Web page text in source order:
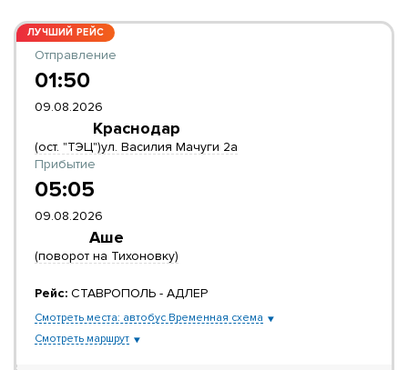
ЛУЧШИЙ РЕЙС
Отправление
01:50
09.08.2026
Краснодар
(ост. "ТЭЦ")ул. Василия Мачуги 2а
Прибытие
05:05
09.08.2026
Аше
(поворот на Тихоновку)
Рейс: СТАВРОПОЛЬ - АДЛЕР
Смотреть места: автобус Временная схема
Смотреть маршрут